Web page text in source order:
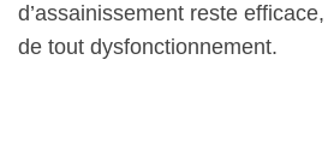
d’assainissement reste
de tout dysfonctionnement.